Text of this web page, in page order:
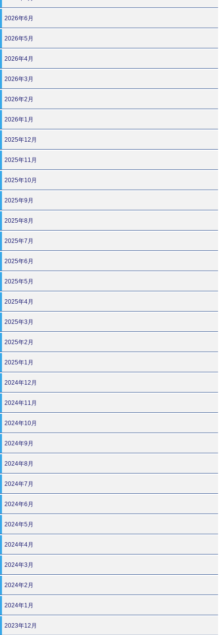
2026年6月
2026年5月
2026年4月
2026年3月
2026年2月
2026年1月
2025年12月
2025年11月
2025年10月
2025年9月
2025年8月
2025年7月
2025年6月
2025年5月
2025年4月
2025年3月
2025年2月
2025年1月
2024年12月
2024年11月
2024年10月
2024年9月
2024年8月
2024年7月
2024年6月
2024年5月
2024年4月
2024年3月
2024年2月
2024年1月
2023年12月